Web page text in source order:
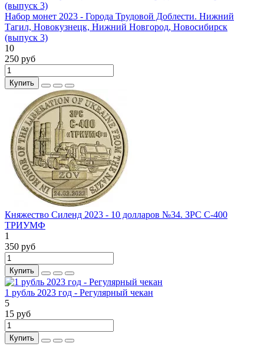
Набор монет 2023 - Города Трудовой Доблести. Нижний
Тагил, Новокузнецк, Нижний Новгород, Новосибирск
(выпуск 3)
10
250 руб
Купить
Княжество Силенд 2023 - 10 долларов №34. ЗРС С-400
ТРИУМФ
1
350 руб
Купить
1 рубль 2023 год - Регулярный чекан
5
15 руб
Купить